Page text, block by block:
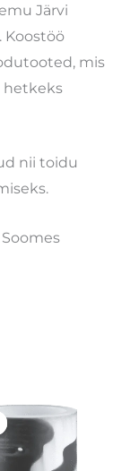
Järvi
Koostöö
mis
hetkeks
nii toidu
Algne
hind
19,00 €.
hind
on:
13,30 €.